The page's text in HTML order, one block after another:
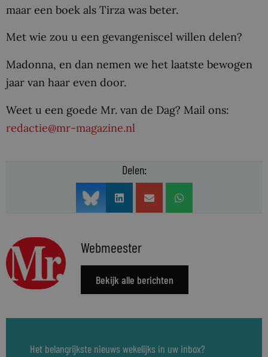
maar een boek als Tirza was beter.
Met wie zou u een gevangeniscel willen delen?
Madonna, en dan nemen we het laatste bewogen
jaar van haar even door.
Weet u een goede Mr. van de Dag? Mail ons:
redactie@mr-magazine.nl
Delen:
Webmeester
Bekijk alle berichten
Het belangrijkste nieuws wekelijks in uw inbox?